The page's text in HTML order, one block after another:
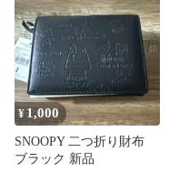
¥ 1,000
SNOOPY 二つ折り財布
ブラック 新品